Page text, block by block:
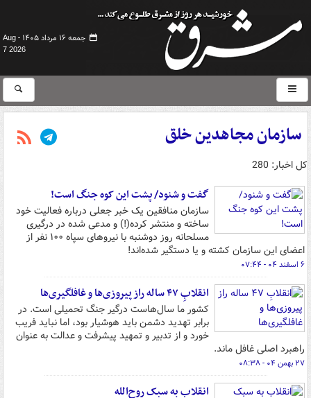
جمعه ۱۶ مرداد ۱۴۰۵ -
Aug
7 2026
سازمان مجاهدین خلق
کل اخبار: 280
گفت و شنود/ پشت این کوه جنگ است!
سازمان منافقین یک خبر جعلی درباره فعالیت خود
ساخته و منتشر کرده‌(!) و مدعی‌ شده در درگیری
مسلحانه روز دوشنبه با نیروهای سپاه ۱۰۰ نفر از
اعضای این سازمان کشته و یا دستگیر شده‌اند!
۶ اسفند ۰۴ - ۰۷:۴۴
انقلابِ ۴۷ ساله راز پیروزی‌ها و غافلگیری‌ها
کشور ما سال‌هاست درگیر جنگ تحمیلی است. در
برابر تهدید دشمن باید هوشیار بود، اما نباید فریب
خورد و از تدبیر و تمهید پیشرفت و عدالت به عنوان
راهبرد اصلی غافل ماند.
۲۷ بهمن ۰۴ - ۰۸:۳۸
انقلاب به سبک روح‌الله